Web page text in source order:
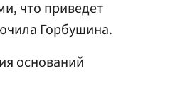
что приведет
Горбушина.
оснований